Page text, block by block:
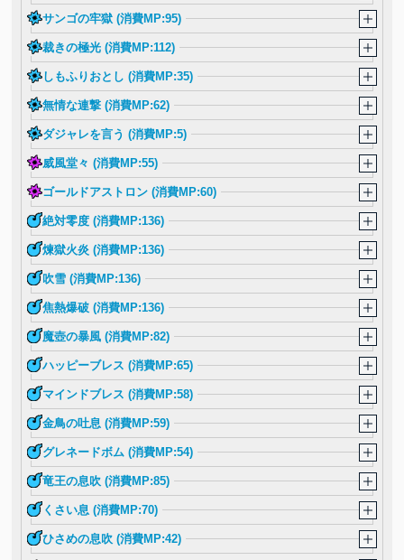
サンゴの牢獄 (消費MP:95)
裁きの極光 (消費MP:112)
しもふりおとし (消費MP:35)
無情な連撃 (消費MP:62)
ダジャレを言う (消費MP:5)
威風堂々 (消費MP:55)
ゴールドアストロン (消費MP:60)
絶対零度 (消費MP:136)
煉獄火炎 (消費MP:136)
吹雪 (消費MP:136)
焦熱爆破 (消費MP:136)
魔壺の暴風 (消費MP:82)
ハッピーブレス (消費MP:65)
マインドブレス (消費MP:58)
金鳥の吐息 (消費MP:59)
グレネードボム (消費MP:54)
竜王の息吹 (消費MP:85)
くさい息 (消費MP:70)
ひさめの息吹 (消費MP:42)